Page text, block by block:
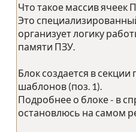
Что такое массив ячеек
Это
организует логику
памяти ПЗУ.
Блок создается в секции
шаблонов (поз. 1).
Подробнее о блоке - в
остановлюсь на самом